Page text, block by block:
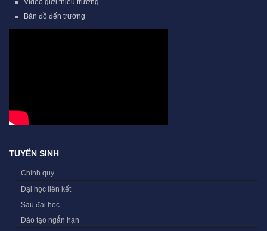
Video giới thiệu trường
Bản đồ đến trường
TUYỂN SINH
Chính quy
Đại học liên kết
Sau đại học
Đào tạo ngắn hạn